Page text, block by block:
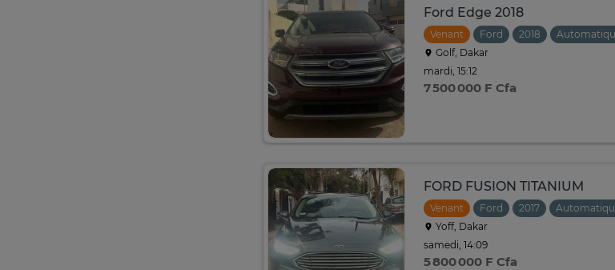
Ford Edge 2018
Venant Ford 2018
Golf, Dakar
mardi, 15:12
7 500 000 F Cfa
FORD FUSION TITANIUM
Venant Ford 2017
Yoff, Dakar
samedi, 14:09
5 800 000 F Cfa